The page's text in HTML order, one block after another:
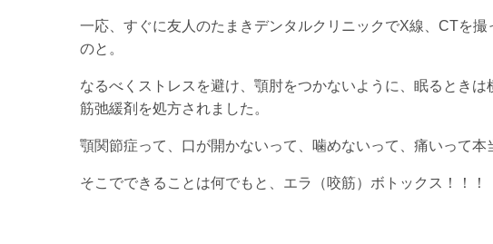
一応、すぐに友人のたまきデンタルクリニックでX線、CTを
のと。
なるべくストレスを避け、顎肘をつかないように、眠るとき
筋弛緩剤を処方されました。
顎関節症って、口が開かないって、噛めないって、痛いって本
そこでできることは何でもと、エラ（咬筋）ボトックス！！！